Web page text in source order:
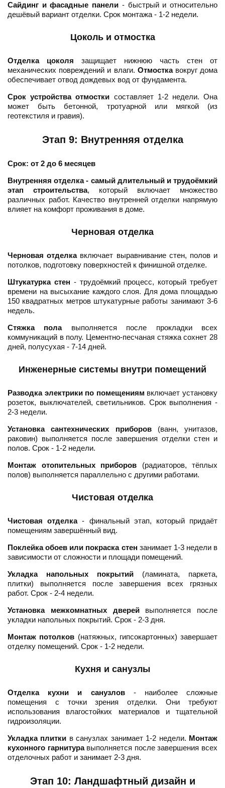
Сайдинг и фасадные панели - быстрый и относительно
дешёвый вариант отделки. Срок монтажа - 1-2 недели.
Цоколь и отмостка
Отделка цоколя защищает нижнюю часть стен от
механических повреждений и влаги. Отмосткавокруг дома
обеспечивает отвод дождевых вод от фундамента.
Срок устройства отмостки составляет 1-2 недели. Она
может быть бетонной, тротуарной или мягкой (из
геотекстиля и гравия).
Этап 9: Внутренняя отделка
Срок: от 2 до 6 месяцев
Внутренняя отделка - самый длительный и трудоёмкий
этап строительства, который включает множество
различных работ. Качество внутренней отделки напрямую
влияет на комфорт проживания в доме.
Черновая отделка
Черновая отделкавключает выравнивание стен, полов и
потолков, подготовку поверхностей к финишной отделке.
Штукатурка стен - трудоёмкий процесс, который требует
времени на высыхание каждого слоя. Для дома площадью
150 квадратных метров штукатурные работы занимают 3-6
недель.
Стяжка полавыполняется после прокладки всех
коммуникаций в полу. Цементно-песчаная стяжка сохнет 28
дней, полусухая - 7-14 дней.
Инженерные системы внутри помещений
Разводка электрики по помещениям включает установку
розеток, выключателей, светильников. Срок выполнения -
2-3 недели.
Установка сантехнических приборов(ванн, унитазов,
раковин) выполняется после завершения отделки стен и
полов. Срок - 1-2 недели.
Монтаж отопительных приборов (радиаторов, тёплых
полов) выполняется параллельно с другими работами.
Чистовая отделка
Чистовая отделка- финальный этап, который придаёт
помещениям завершённый вид.
Поклейка обоев или покраска стен занимает 1-3 недели в
зависимости от сложности и площади помещений.
Укладка напольных покрытий (ламината, паркета,
плитки) выполняется после завершения всех грязных
работ. Срок - 2-4 недели.
Установка межкомнатных дверейвыполняется после
укладки напольных покрытий. Срок - 2-3 дня.
Монтаж потолков (натяжных, гипсокартонных) завершает
отделку помещений. Срок - 1-2 недели.
Кухня и санузлы
Отделка кухни и санузлов- наиболее сложные
помещения с точки зрения отделки. Они требуют
использования влагостойких материалов и тщательной
гидроизоляции.
Укладка плитки в санузлах занимает 1-2 недели. Монтаж
кухонного гарнитуравыполняется после завершения всех
отделочных работ и занимает 2-3 дня.
Этап 10: Ландшафтный дизайн и